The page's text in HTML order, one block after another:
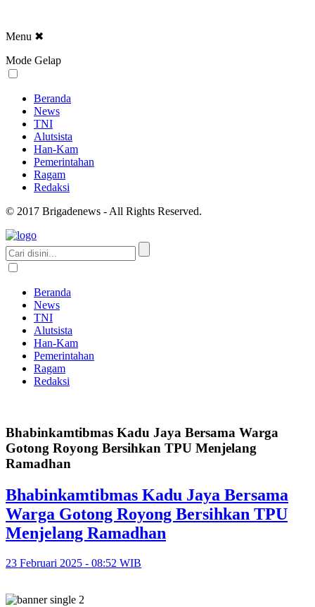
Menu ✖
Mode Gelap
Beranda
News
TNI
Alutsista
Han-Kam
Pemerintahan
Ragam
Redaksi
© 2017 Brigadenews - All Rights Reserved.
Beranda
News
TNI
Alutsista
Han-Kam
Pemerintahan
Ragam
Redaksi
Bhabinkamtibmas Kadu Jaya Bersama Warga
Gotong Royong Bersihkan TPU Menjelang
Ramadhan
Bhabinkamtibmas Kadu Jaya Bersama
Warga Gotong Royong Bersihkan TPU
Menjelang Ramadhan
23 Februari 2025 - 08:52 WIB